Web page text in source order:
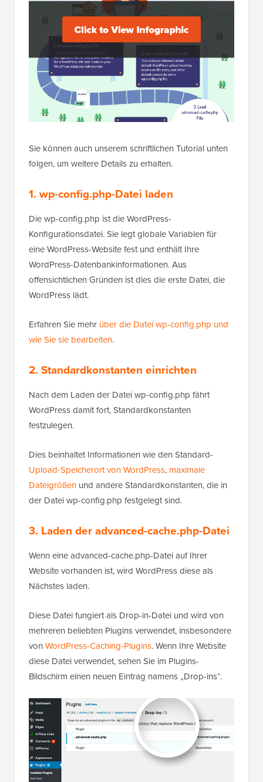
Sie können auch unserem schriftlichen Tutorial unten
folgen, um weitere Details zu erhalten.
1. wp-config.php-Datei laden
Die wp-config.php ist die WordPress-
Konfigurationsdatei. Sie legt globale Variablen für
eine WordPress-Website fest und enthält Ihre
WordPress-Datenbankinformationen. Aus
offensichtlichen Gründen ist dies die erste Datei, die
WordPress lädt.
Erfahren Sie mehr über die Datei wp-config.php und
wie Sie sie bearbeiten.
2. Standardkonstanten einrichten
Nach dem Laden der Datei wp-config.php fährt
WordPress damit fort, Standardkonstanten
festzulegen.
Dies beinhaltet Informationen wie den Standard-
Upload-Speicherort von WordPress, maximale
Dateigrößen und andere Standardkonstanten, die in
der Datei wp-config.php festgelegt sind.
3. Laden der advanced-cache.php-Datei
Wenn eine advanced-cache.php-Datei auf Ihrer
Website vorhanden ist, wird WordPress diese als
Nächstes laden.
Diese Datei fungiert als Drop-in-Datei und wird von
mehreren beliebten Plugins verwendet, insbesondere
von WordPress-Caching-Plugins. Wenn Ihre Website
diese Datei verwendet, sehen Sie im Plugins-
Bildschirm einen neuen Eintrag namens „Drop-ins“.